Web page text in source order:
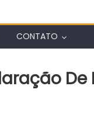
CONTATO